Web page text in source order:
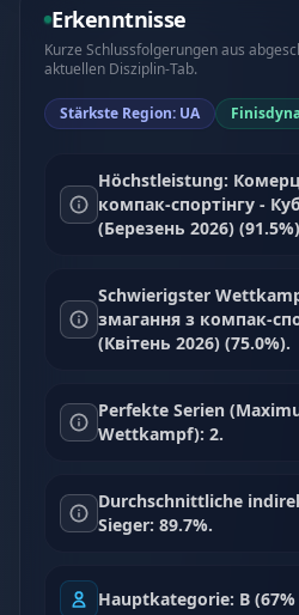
Erkenntnisse
Kurze Schlussfolgerungen aus
aktuellen Disziplin-Tab.
Stärkste Region: UA
Höchstleistung:
компак-спортінгу -
(Березень 2026)
Schwierigster
змагання з компак-
(Квітень 2026) (75.0%).
Perfekte Serien
Wettkampf): 2.
Durchschnittliche
Sieger: 89.7%.
Hauptkategorie: B